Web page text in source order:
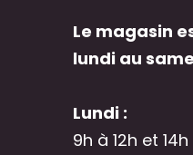
Le magasin
lundi au
Lundi :
9h à 12h et 14h